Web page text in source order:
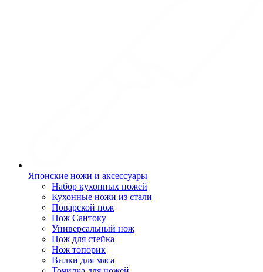
Японские ножи и аксессуары
Набор кухонных ножей
Кухонные ножи из стали
Поварской нож
Нож Сантоку
Универсальный нож
Нож для стейка
Нож топорик
Вилки для мяса